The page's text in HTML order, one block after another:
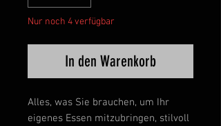
Nur noch 4 verfügbar
In den Warenkorb
Alles, was Sie brauchen, um Ihr
eigenes Essen mitzubringen, stilvoll